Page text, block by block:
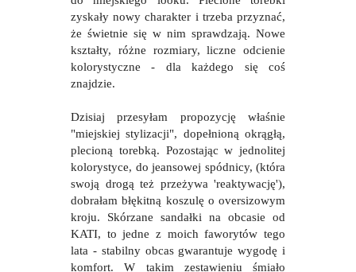
zyskały nowy charakter i trzeba przyznać,
że świetnie się w nim sprawdzają. Nowe
kształty, różne rozmiary, liczne odcienie
kolorystyczne - dla każdego się coś
znajdzie.
Dzisiaj przesyłam propozycję właśnie
"miejskiej stylizacji", dopełnioną okrągłą,
plecioną torebką. Pozostając w jednolitej
kolorystyce, do jeansowej spódnicy, (która
swoją drogą też przeżywa 'reaktywację'),
dobrałam błękitną koszulę o oversizowym
kroju. Skórzane sandałki na obcasie od
KATI, to jedne z moich faworytów tego
lata - stabilny obcas gwarantuje wygodę i
komfort. W takim zestawieniu śmiało